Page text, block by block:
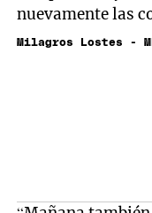
nuevamente las
Milagros Lostes -